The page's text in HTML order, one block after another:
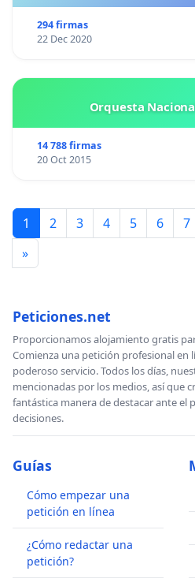
294 firmas
22 Dec 2020
Orquesta
14 788 firmas
20 Oct 2015
1 2 3 4 5 6 7
»
Peticiones.net
Proporcionamos alojamiento gratis
Comienza una petición profesional en
poderoso servicio. Todos los días,
mencionadas por los medios, así que
fantástica manera de destacar ante el
decisiones.
Guías
Cómo empezar una
petición en línea
¿Cómo redactar una
petición?